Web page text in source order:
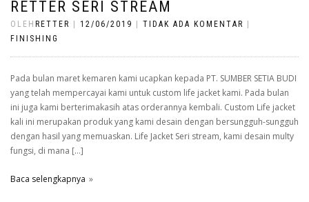
RETTER SERI STREAM
OLEH RETTER 12/06/2019 TIDAK ADA KOMENTAR
FINISHING
Pada bulan maret kemaren kami ucapkan kepada PT. SUMBER SETIA BUDI
yang telah mempercayai kami untuk custom life jacket kami. Pada bulan
ini juga kami berterimakasih atas orderannya kembali. Custom Life jacket
kali ini merupakan produk yang kami desain dengan bersungguh-sungguh
dengan hasil yang memuaskan. Life Jacket Seri stream, kami desain multy
fungsi, di mana […]
Baca selengkapnya